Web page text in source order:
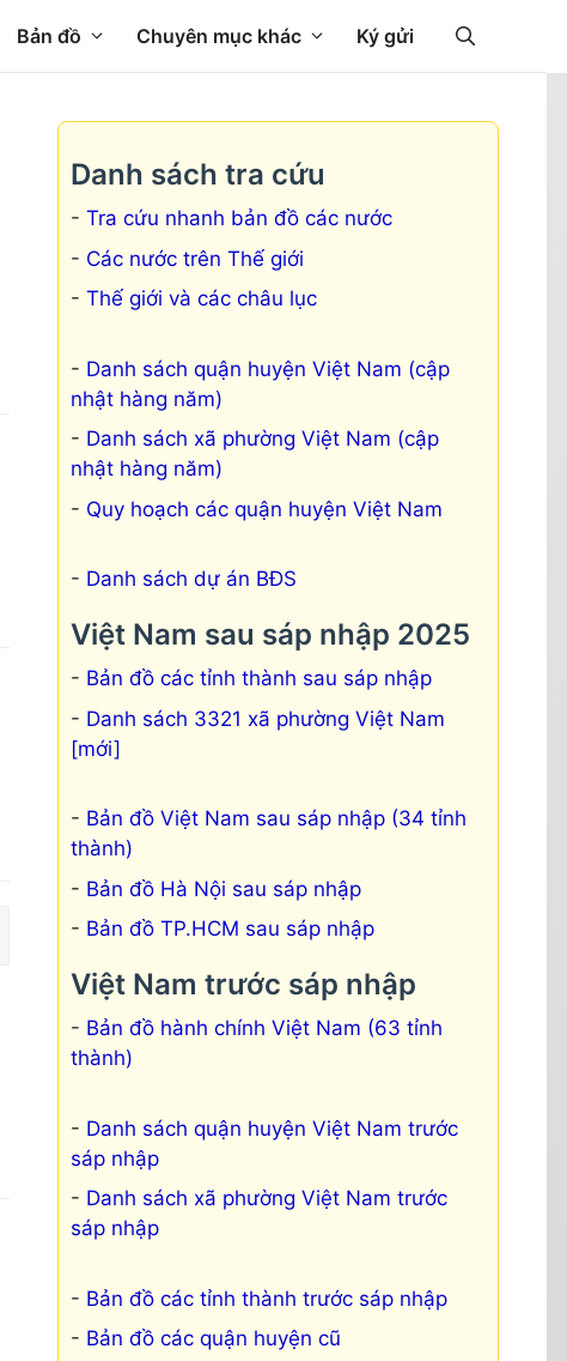
Bản đồ Chuyên mục khác Ký gửi
Danh sách tra cứu
Tra cứu nhanh bản đồ các nước
Các nước trên Thế giới
Thế giới và các châu lục
Danh sách quận huyện Việt Nam (cập
nhật hàng năm)
Danh sách xã phường Việt Nam (cập
nhật hàng năm)
Quy hoạch các quận huyện Việt Nam
Danh sách dự án BĐS
Việt Nam sau sáp nhập 2025
Bản đồ các tỉnh thành sau sáp nhập
Danh sách 3321 xã phường Việt Nam
[mới]
Bản đồ Việt Nam sau sáp nhập (34 tỉnh
thành)
Bản đồ Hà Nội sau sáp nhập
Bản đồ TP.HCM sau sáp nhập
Việt Nam trước sáp nhập
Bản đồ hành chính Việt Nam (63 tỉnh
thành)
Danh sách quận huyện Việt Nam trước
sáp nhập
Danh sách xã phường Việt Nam trước
sáp nhập
Bản đồ các tỉnh thành trước sáp nhập
Bản đồ các quận huyện cũ